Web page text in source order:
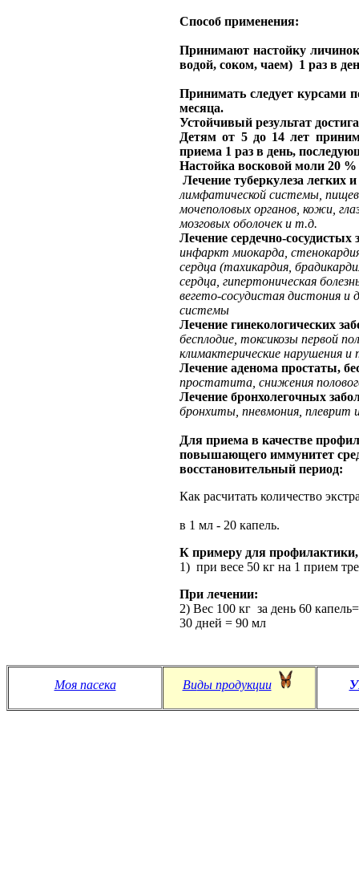
Способ применения:
Принимаютнастойку
водой, соком, чаем) 1 раз в
Принимать следует курсами
месяца.
Устойчивый результат
Детям от 5 до 14 лет
приема 1 раз в день,
Настойка восковой моли 20 %
Лечение туберкулеза легких
лимфатической системы,
мочеполовых органов, кожи,
мозговых оболочек и т.д.
Лечение сердечно-сосудистых
инфаркт миокарда,
сердца (тахикардия,
сердца, гипертоническая
вегето-сосудистая дистония и
системы
Лечение гинекологических
бесплодие, токсикозы первой
климактерические нарушения и
Лечение аденома простаты,
простатита, снижения
Лечение бронхолегочных
бронхиты, пневмония, плеврит
Для приема в качестве
повышающего иммунитет
восстановительный период:
Как расчитать количество
в 1 мл - 20 капель.
К примеру для профилактики,
1) при весе 50 кг на 1 прием
При лечении:
2) Вес 100 кг за день 60
30 дней = 90 мл
Моя пасека Виды продукции